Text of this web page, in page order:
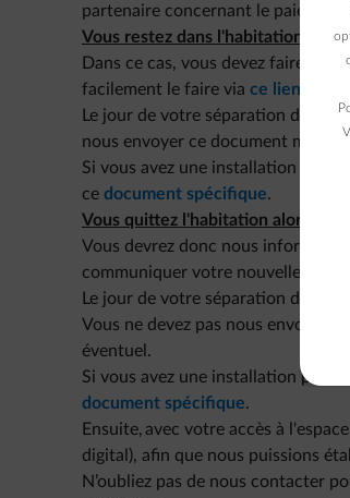
partenaire concernant le paiement
Vous restez dans l'habitation
Dans ce cas, vous devez faire un
facilement le faire via ce lien
Le jour de votre séparation de
nous envoyer ce document mais
Si vous avez une installation pour
ce document spécifique.
Vous quittez l'habitation alors
Vous devrez donc nous informer
communiquer votre nouvelle
Le jour de votre séparation de fait,
Vous ne devez pas nous envoyer
éventuel.
Si vous avez une installation pour
document spécifique.
Ensuite, avec votre accès à
digital), afin que nous puissions
N’oubliez pas de nous contacter